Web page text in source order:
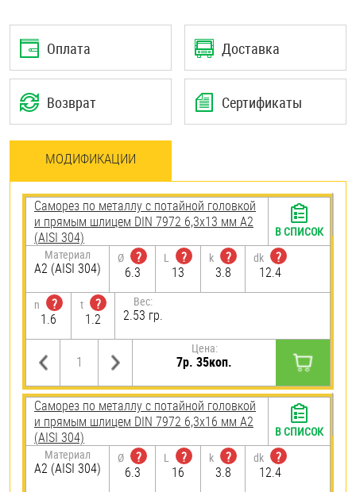
Оплата Доставка
Возврат Сертификаты
МОДИФИКАЦИИ
Саморез по металлу с потайной головкой
и прямым шлицем DIN 7972 6,3х13 мм А2
(AISI 304)
Материал
А2 (AISI 304)
Ø
?
6.3
L
?
13
k
?
3.8
dk
?
12.4
n
?
1.6
t
?
1.2
Вес:
2.53 гр.
Цена:
7р. 35коп.
В СПИСОК
Саморез по металлу с потайной головкой
и прямым шлицем DIN 7972 6,3х16 мм А2
(AISI 304)
Материал
А2 (AISI 304)
Ø
?
6.3
L
?
16
k
?
3.8
dk
?
12.4
В СПИСОК